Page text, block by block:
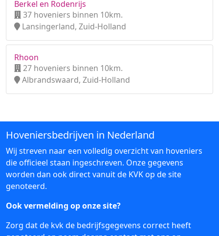
Berkel en Rodenrijs
37 hoveniers binnen 10km.
Lansingerland, Zuid-Holland
Rhoon
27 hoveniers binnen 10km.
Albrandswaard, Zuid-Holland
Hoveniersbedrijven in Nederland
Wij streven naar een volledig overzicht van hoveniers
die officieel staan ingeschreven. Onze gegevens
worden dan ook direct vanuit de KVK op de site
genoteerd.
Ook vermelding op onze site?
Zorg dat de kvk de bedrijfsgegevens correct heeft